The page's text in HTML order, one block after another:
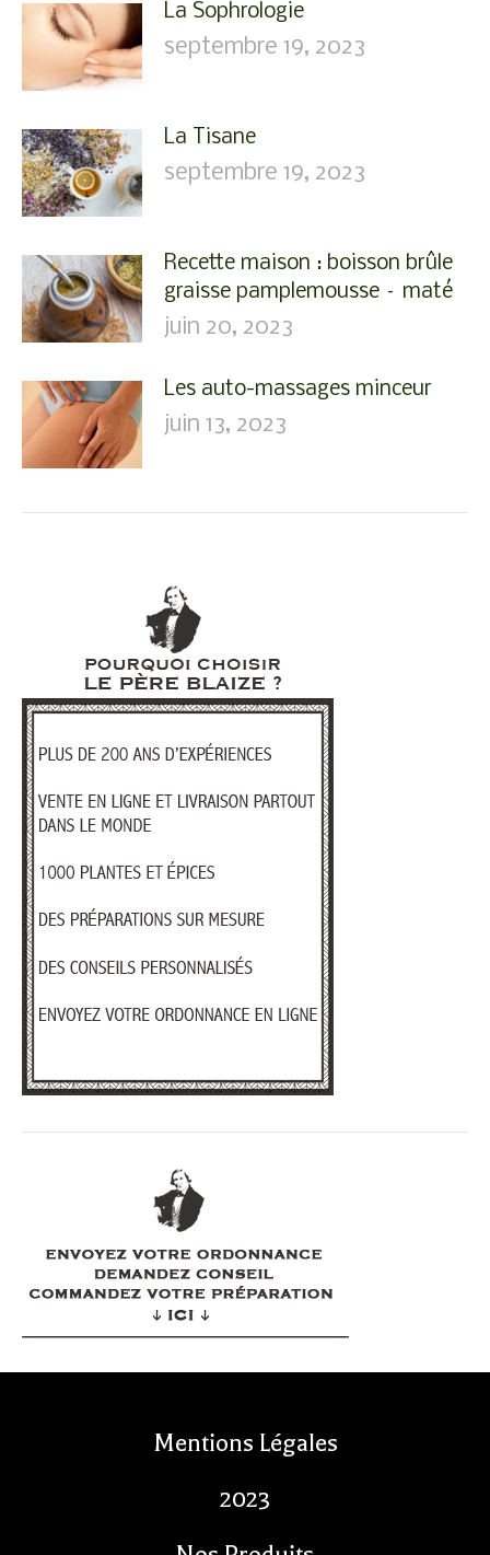
La Sophrologie
septembre 19, 2023
La Tisane
septembre 19, 2023
Recette maison : boisson brûle
graisse pamplemousse – maté
juin 20, 2023
Les auto-massages minceur
juin 13, 2023
Mentions Légales
2023